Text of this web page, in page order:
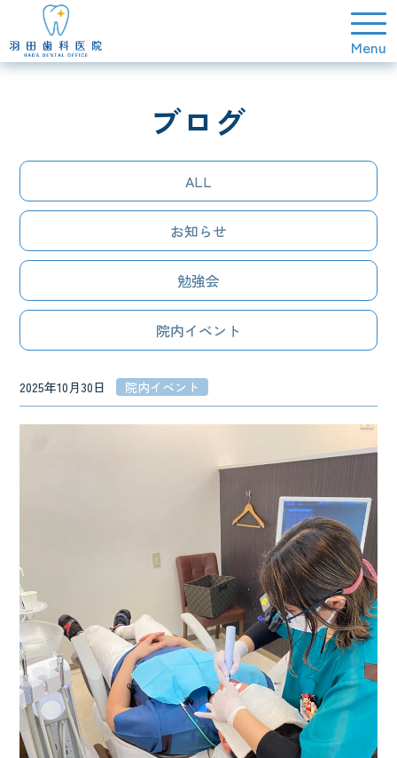
ブログ
ALL
お知らせ
勉強会
院内イベント
2025年10月30日 院内イベント